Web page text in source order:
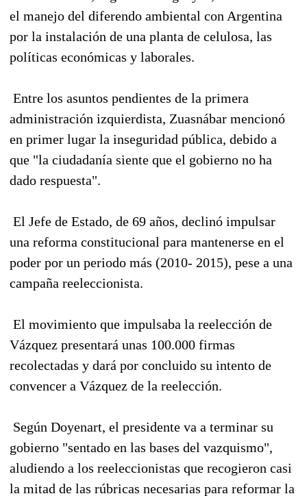
el manejo del diferendo ambiental con Argentina
por la instalación de una planta de celulosa, las
políticas económicas y laborales.
Entre los asuntos pendientes de la primera
administración izquierdista, Zuasnábar mencionó
en primer lugar la inseguridad pública, debido a
que "la ciudadanía siente que el gobierno no ha
dado respuesta".
El Jefe de Estado, de 69 años, declinó impulsar
una reforma constitucional para mantenerse en el
poder por un periodo más (2010- 2015), pese a una
campaña reeleccionista.
El movimiento que impulsaba la reelección de
Vázquez presentará unas 100.000 firmas
recolectadas y dará por concluido su intento de
convencer a Vázquez de la reelección.
Según Doyenart, el presidente va a terminar su
gobierno "sentado en las bases del vazquismo",
aludiendo a los reeleccionistas que recogieron casi
la mitad de las rúbricas necesarias para reformar la